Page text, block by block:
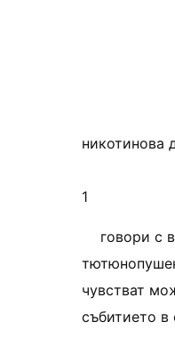
никотинова
1
говори с
чувстват
събитието в